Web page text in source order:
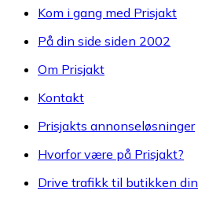
Kom i gang med Prisjakt
På din side siden 2002
Om Prisjakt
Kontakt
Prisjakts annonseløsninger
Hvorfor være på Prisjakt?
Drive trafikk til butikken din